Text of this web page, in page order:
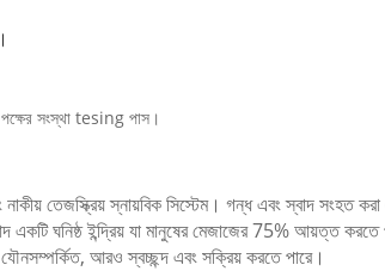
সংস্থা tesing পাস।
তেজস্ক্রিয় স্নায়বিক সিস্টেম। গন্ধ এবং স্বাদ সংহত করা
একটি ঘনিষ্ঠ ইন্দ্রিয় যা মানুষের মেজাজের 75% আয়ত্ত
আরও স্বচ্ছন্দ এবং সক্রিয় করতে পারে।